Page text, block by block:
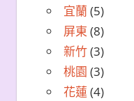
宜蘭 (5)
屏東 (8)
新竹(3)
桃園 (3)
花蓮 (4)